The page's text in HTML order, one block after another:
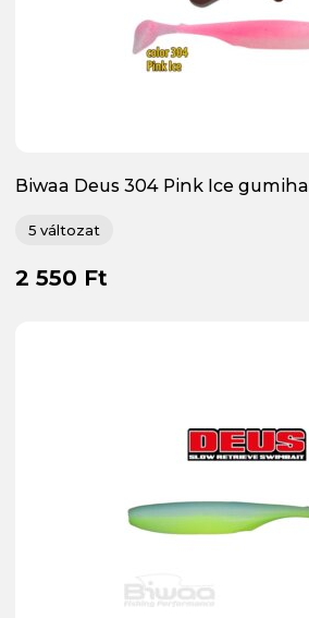
Biwaa Deus 304 Pink Ice gumihal
5 változat
2 550 Ft